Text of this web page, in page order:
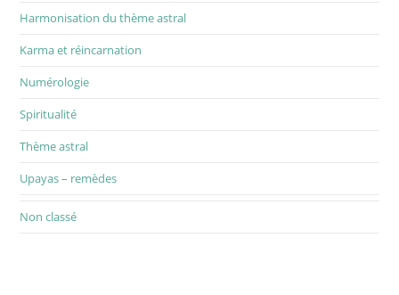
Harmonisation du thème astral
Karma et réincarnation
Numérologie
Spiritualité
Thème astral
Upayas – remèdes
Non classé